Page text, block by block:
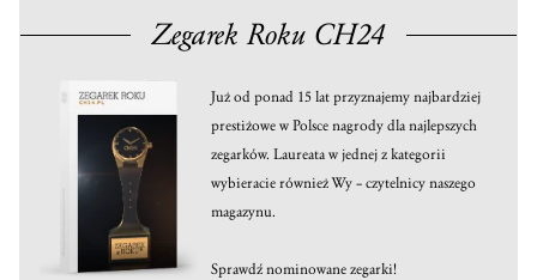
Zegarek Roku CH24
Już od ponad 15 lat przyznajemy najbardziej
prestiżowe w Polsce nagrody dla najlepszych
zegarków. Laureata w jednej z kategorii
wybieracie również Wy – czytelnicy naszego
magazynu.
Sprawdź nominowane zegarki!